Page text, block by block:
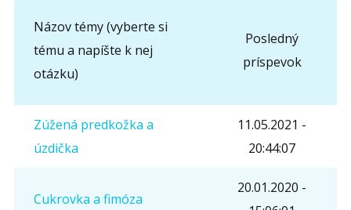
Názov témy (*):
Názov témy (vyberte si
tému a napíšte k nej
otázku)
Posledný
príspevok
Zúžená predkožka a
úzdička
11.05.2021 -
20:44:07
Cukrovka a fimóza
20.01.2020 -